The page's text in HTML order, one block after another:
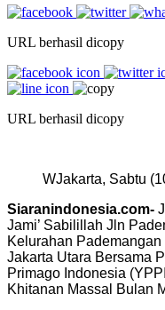
URL berhasil dicopy
URL berhasil dicopy
WJakarta, Sabtu
Siaranindonesia.com-
Jami’ Sabilillah Jln
Kelurahan
Jakarta Utara Bersama
Primago Indonesia
Khitanan Massal Bulan